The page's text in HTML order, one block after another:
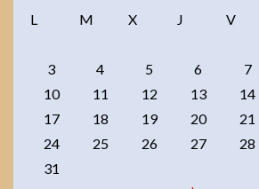
L
M X J V
3
4 5 6 7
10
11 12 13 14
17
18 19 20 21
24
25 26 27 28
31